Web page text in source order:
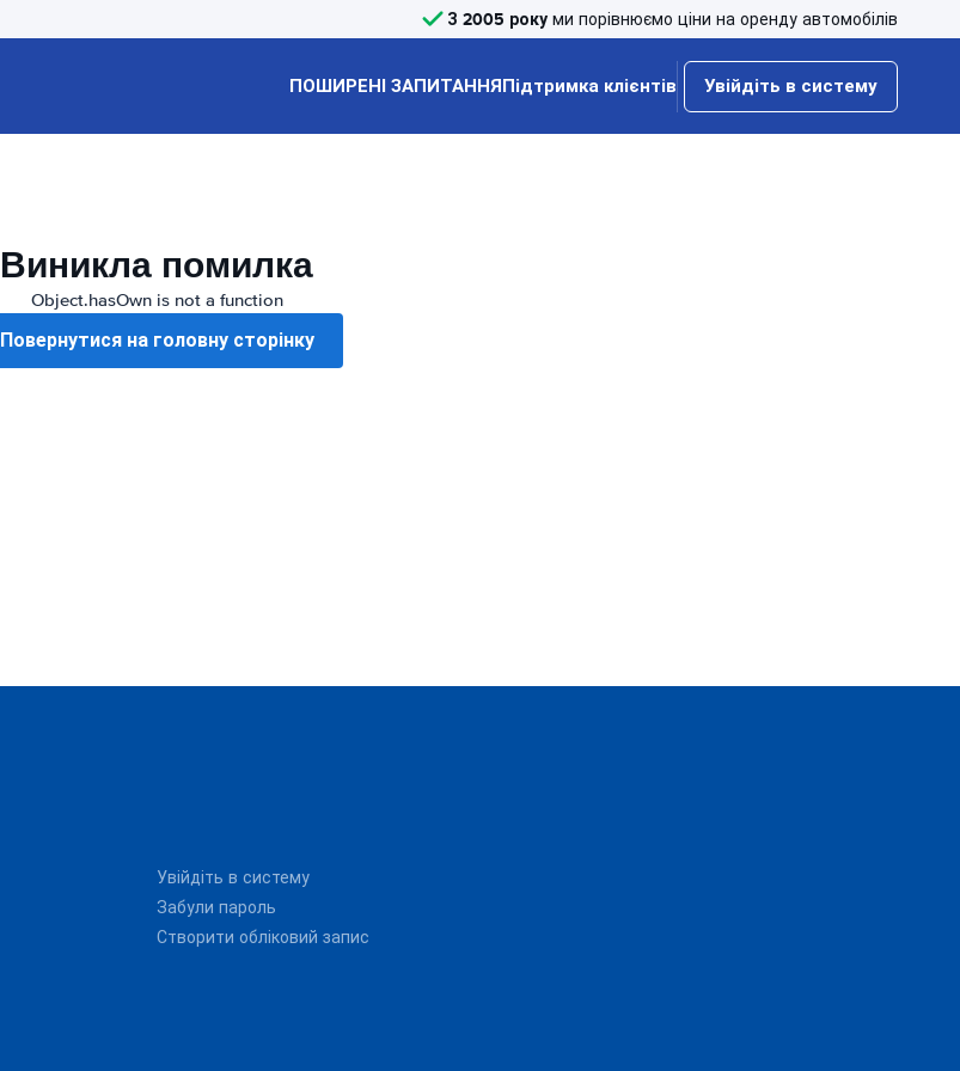
З 2005 року ми порівнюємо ціни на оренду автомобілів
ПОШИРЕНІ ЗАПИТАННЯПідтримка клієнтів Увійдіть в систему
Виникла помилка
Object.hasOwn is not a function
Повернутися на головну сторінку
Увійдіть в систему
Забули пароль
Створити обліковий запис